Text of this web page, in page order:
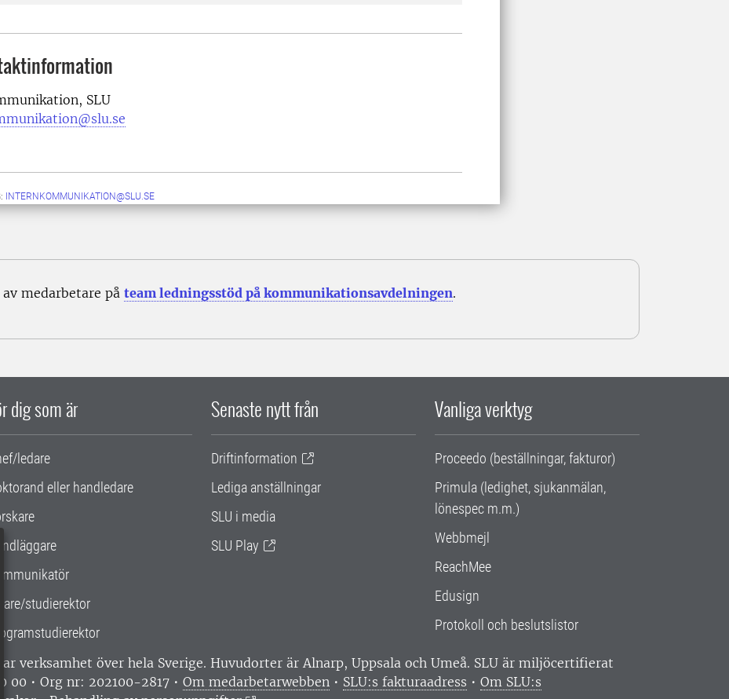
SLU
INTERNKOMMUNIKATION@SLU.SE
medarbetare på team ledningsstöd på kommunikationsavdelningen.
dig som är
ledare
eller handledare
studierektor
Senaste nytt från
Driftinformation
Lediga anställningar
SLU i media
SLU Play
Vanliga verktyg
Proceedo (beställningar, fakturor)
Primula (ledighet, sjukanmälan,
lönespec m.m.)
Webbmejl
ReachMee
Edusign
Protokoll och beslutslistor
verksamhet över hela Sverige. Huvudorter är Alnarp, Uppsala och Umeå. SLU är miljöcertifierat
00 • Org nr: 202100-2817 • Om medarbetarwebben • SLU:s fakturaadress • Om SLU:s